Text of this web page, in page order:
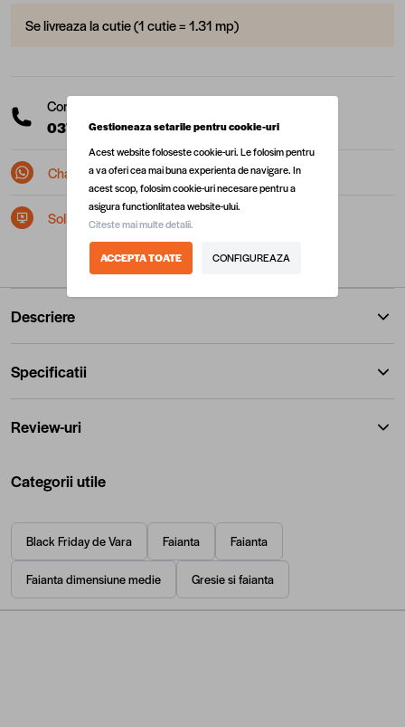
Se livreaza la cutie (1 cutie = 1.31 mp)
Comanda telefonic la:
0377 10 22 22(L-V: 08:00 - 17:00)
Chat pe Whatsapp
Solicita postare in SEAP/SICAP
Descriere
Specificatii
Review-uri
Categorii utile
Black Friday de Vara Faianta Faianta
Faianta dimensiune medie Gresie si faianta
Gestioneaza setarile pentru cookie-uri
Acest website foloseste cookie-uri. Le folosim pentru
a va oferi cea mai buna experienta de navigare. In
acest scop, folosim cookie-uri necesare pentru a
asigura functionlitatea website-ului.
Citeste mai multe detalii.
ACCEPTA TOATE CONFIGUREAZA